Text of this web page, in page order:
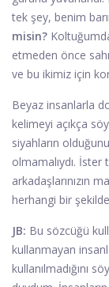
tek şey, benim
misin?
etmeden önce
ve bu ikimiz için
Beyaz insanlarla
kelimeyi açıkça
siyahların
olmamalıydı.
arkadaşlarınızın
herhangi bir
JB: Bu sözcüğü
kullanmayan
kullanılmadığını